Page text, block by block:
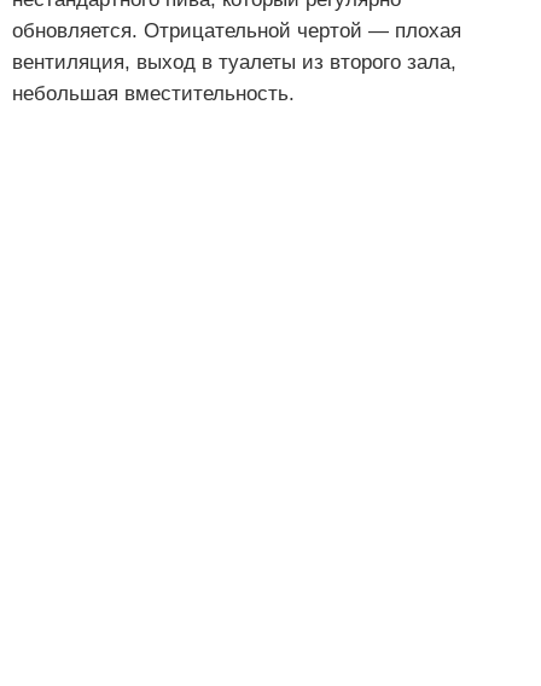
обновляется. Отрицательной чертой — плохая
вентиляция, выход в туалеты из второго зала,
небольшая вместительность.